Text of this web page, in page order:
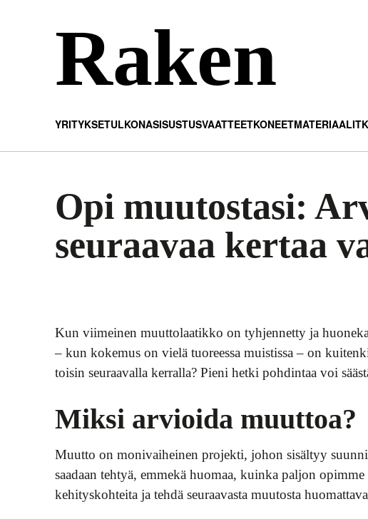
Raken
YRITYKSETULKONASISUSTUSVAATTEETKONEETMATERIAALIT
Opi muutostasi:
seuraavaa kertaa
Kun viimeinen muuttolaatikko on tyhjennetty ja
– kun kokemus on vielä tuoreessa muistissa – on
toisin seuraavalla kerralla? Pieni hetki pohdintaa voi
Miksi arvioida muuttoa?
Muutto on monivaiheinen projekti, johon sisältyy
saadaan tehtyä, emmekä huomaa, kuinka paljon
kehityskohteita ja tehdä seuraavasta muutosta